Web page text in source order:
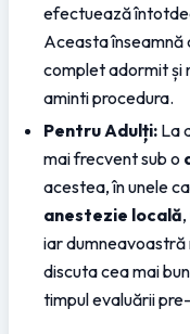
efectuează
Aceasta înseamnă
complet adormit și
aminti procedura.
Pentru Adulți: La
mai frecvent sub o
anestezie locală
iar
discuta cea mai
timpul evaluării